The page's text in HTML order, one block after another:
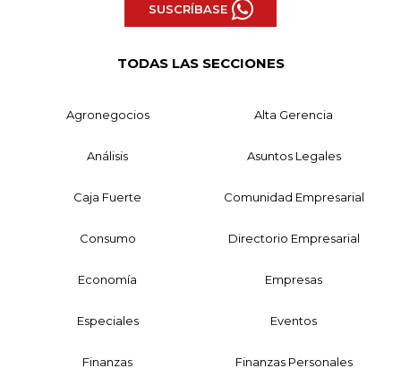
SUSCRÍBASE
TODAS LAS SECCIONES
Agronegocios Alta Gerencia
Análisis Asuntos Legales
Caja Fuerte Comunidad Empresarial
Consumo Directorio Empresarial
Economía Empresas
Especiales Eventos
Finanzas Finanzas Personales